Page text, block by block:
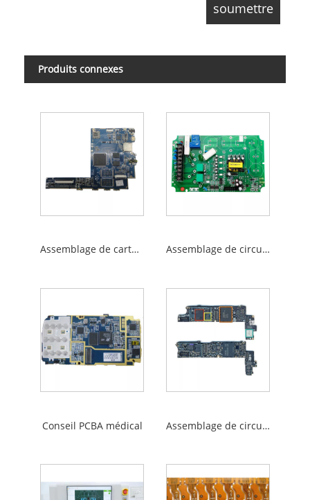
Produits connexes
Assemblage de carte de circuit imprimé Assemblage de circuits imprimés CMS
Conseil PCBA médical Assemblage de circuits imprimés DIP